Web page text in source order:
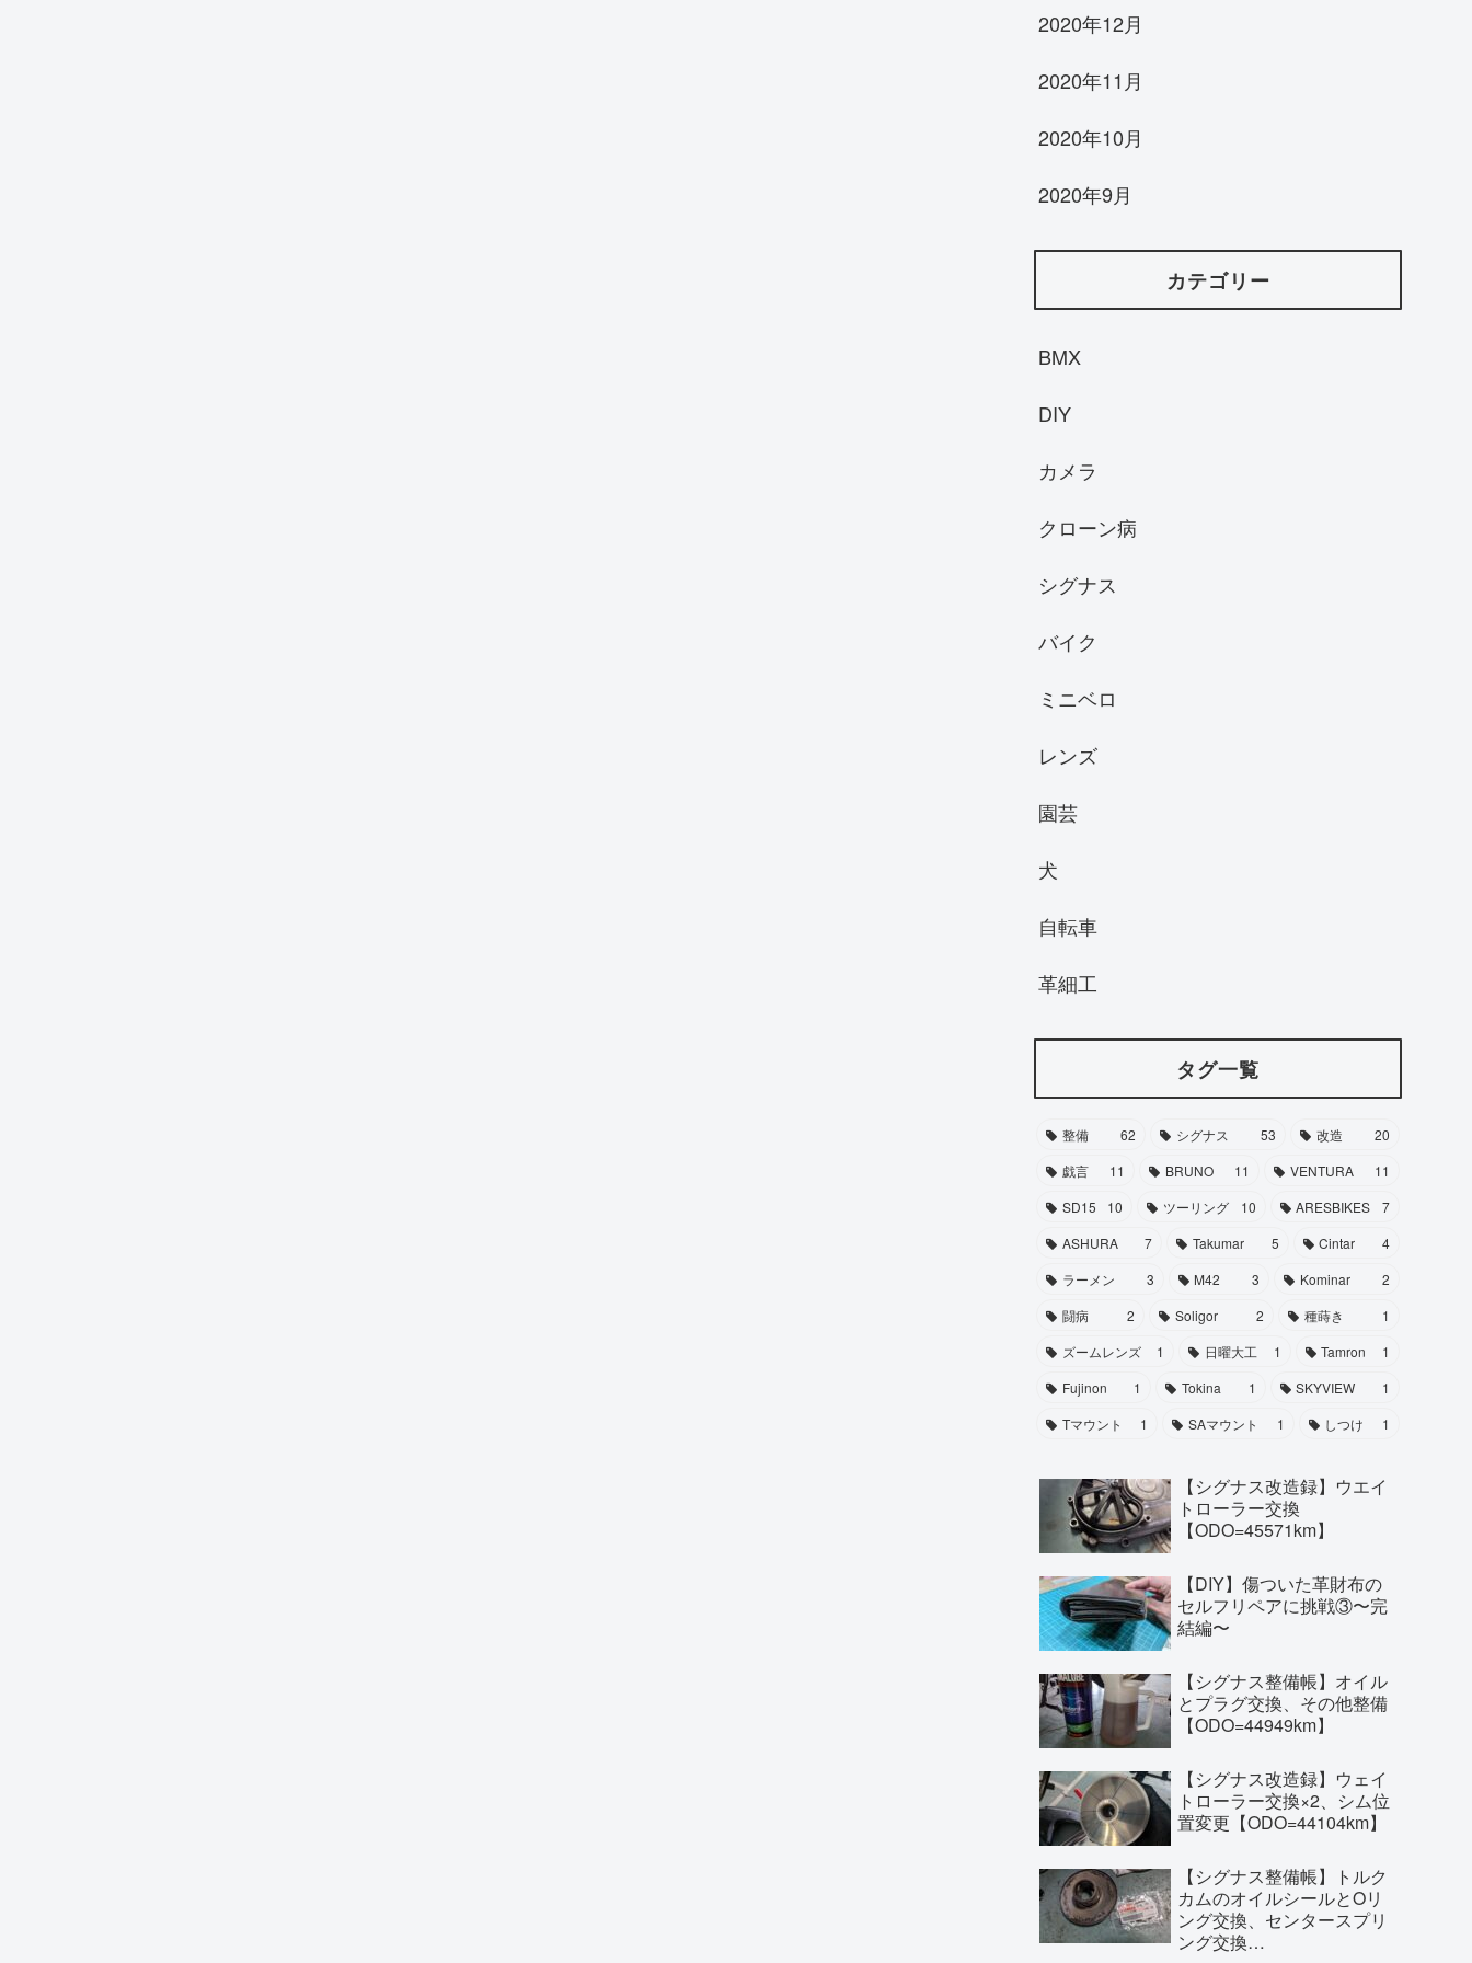
2020年12月
2020年11月
2020年10月
2020年9月
カテゴリー
BMX
DIY
カメラ
クローン病
シグナス
バイク
ミニベロ
レンズ
園芸
犬
自転車
革細工
タグ一覧
整備 62 シグナス 53 改造
20
戯言
11 BRUNO 11 VENTURA
11
SD15
10 ツーリング 10 ARESBIKES
7
ASHURA
7 Takumar 5 Cintar
4
ラーメン
3 M42 3 Kominar
2
闘病
2 Soligor 2 種蒔き
1
ズームレンズ
1 日曜大工 1 Tamron
1
Fujinon
1 Tokina 1 SKYVIEW
1
Tマウント
1 SAマウント 1 しつけ 1
【シグナス改造録】ウエイ
トローラー交換
【ODO=45571km】
【DIY】傷ついた革財布の
セルフリペアに挑戦③〜完
結編〜
【シグナス整備帳】オイル
とプラグ交換、その他整備
【ODO=44949km】
【シグナス改造録】ウェイ
トローラー交換×2、シム位
置変更【ODO=44104km】
【シグナス整備帳】トルク
カムのオイルシールとOリ
ング交換、センタースプリ
ング交換